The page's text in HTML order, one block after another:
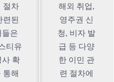
절차
련된
들은
티유
사 확
통해
해외 취업,
영주권 신
청, 비자 발
급 등 다양
한 이민 관
련 절차에